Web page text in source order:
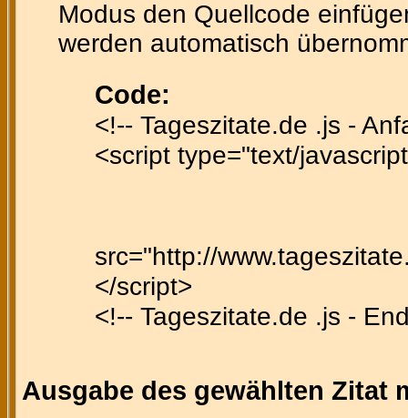
Modus den Quellcode
werden automatisch
Code:
<!-- Tageszitate.de .js -
<script type="text/
src="http://
</script>
<!-- Tageszitate.de .js -
Ausgabe des gewählten Zitat